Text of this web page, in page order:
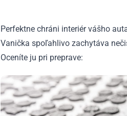
Perfektne chráni interiér vášho
Vanička spoľahlivo zachytáva
Oceníte ju pri preprave: